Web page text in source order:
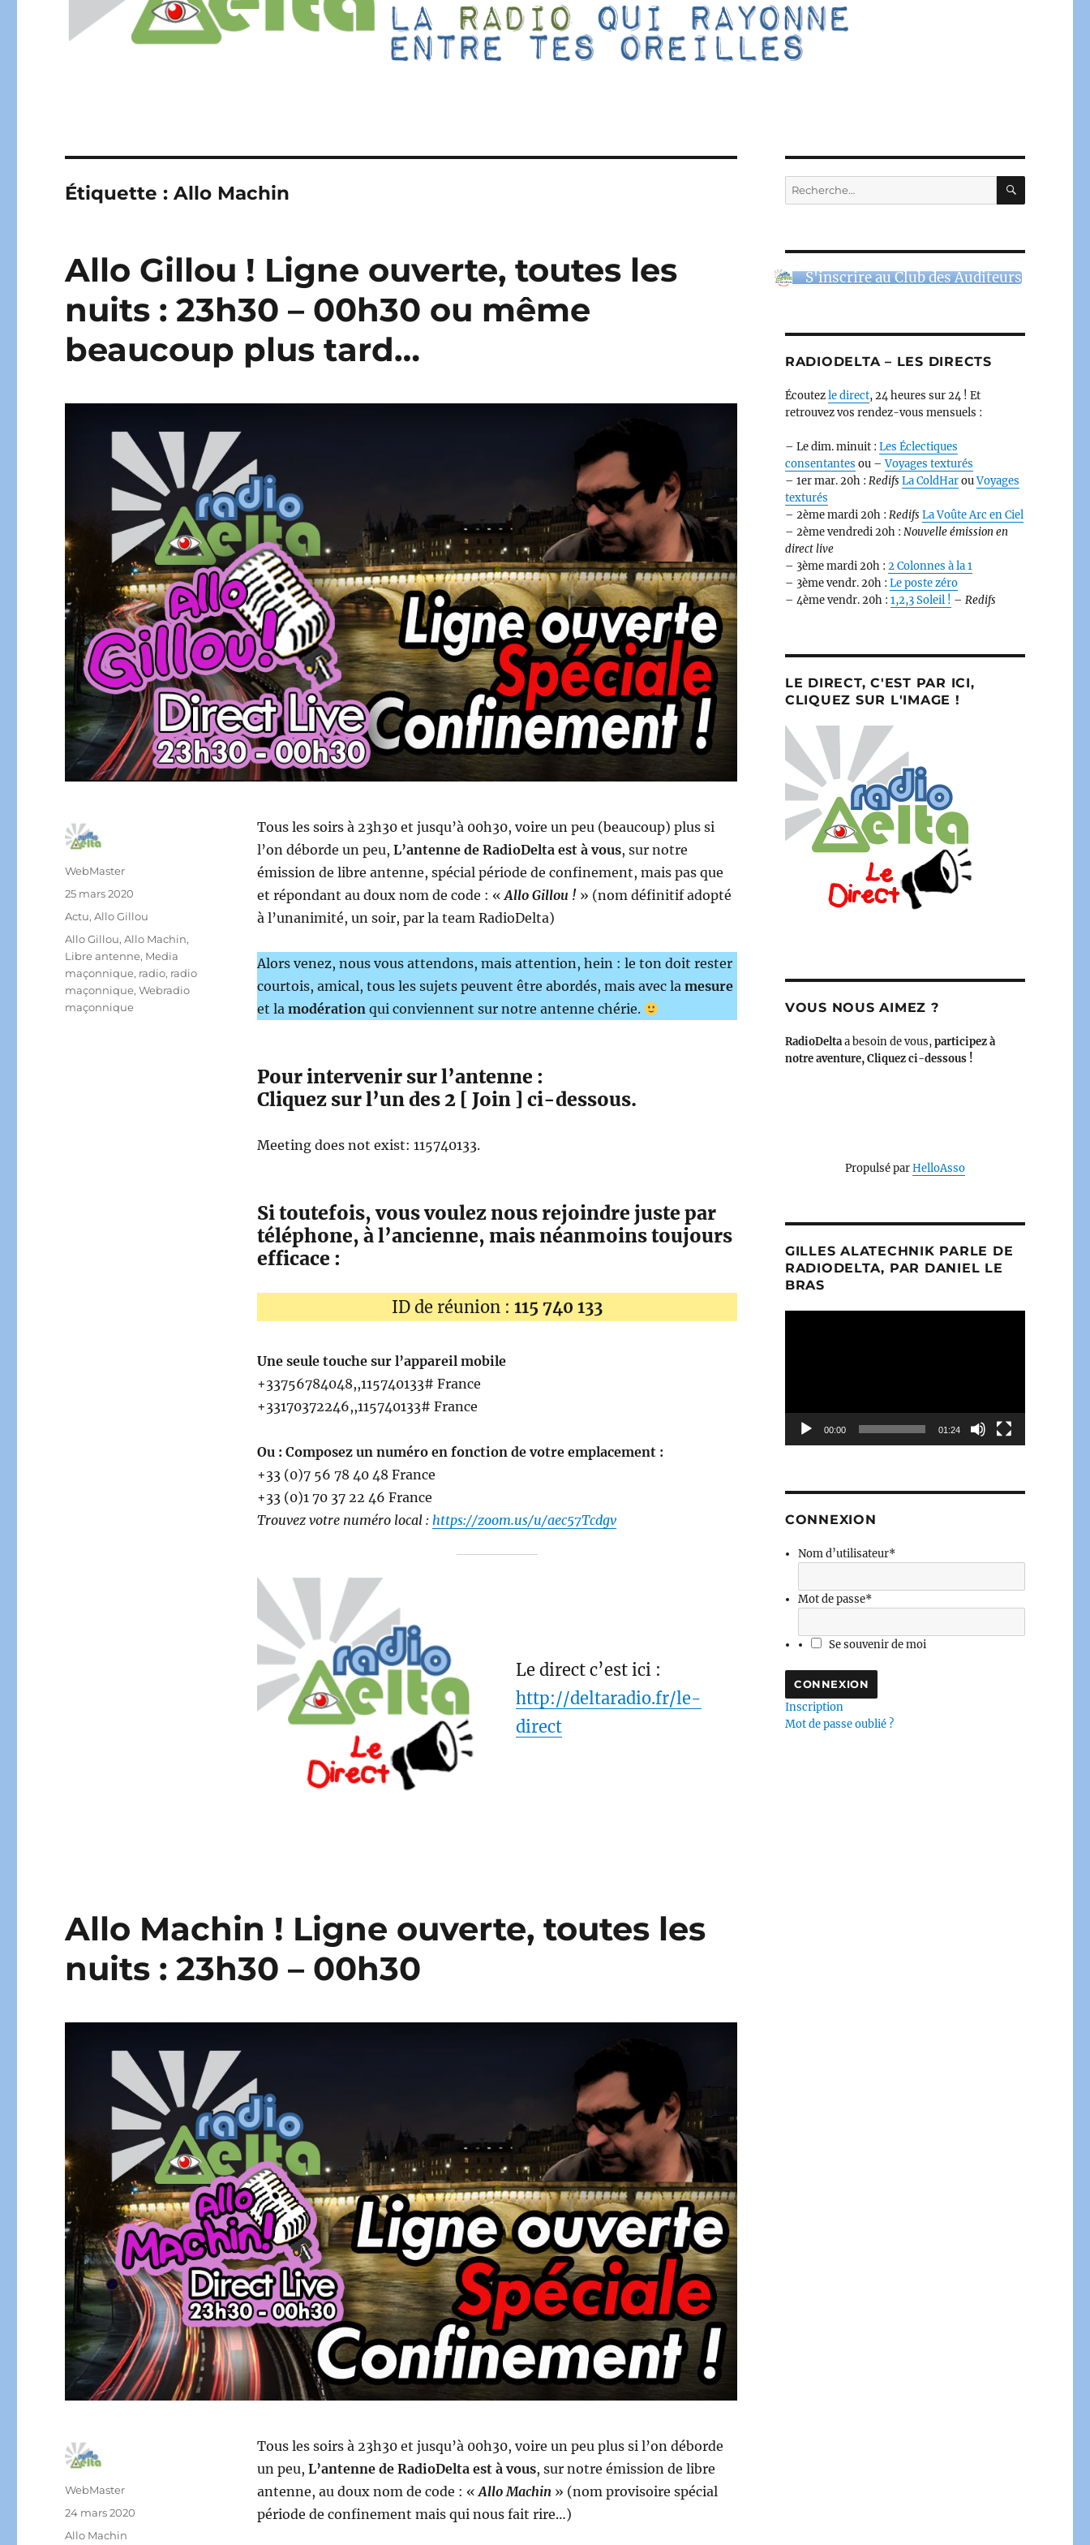
Étiquette :Allo Machin
Allo Gillou ! Ligne ouverte, toutes les
nuits : 23h30 – 00h30 ou même
beaucoup plus tard…
Tous les soirs à 23h30 et jusqu’à 00h30, voire un peu (beaucoup) plus si
l’on déborde un peu, L’antenne de RadioDelta est à vous, sur notre
émission de libre antenne, spécial période de confinement, mais pas que
et répondant au doux nom de code : «Allo Gillou ! » (nom définitif adopté
à l’unanimité, un soir, par la team RadioDelta)
Alors venez, nous vous attendons, mais attention, hein : le ton doit rester
courtois, amical, tous les sujets peuvent être abordés, mais avec la mesure
et la modérationqui conviennent sur notre antenne chérie.
Pour intervenir sur l’antenne :
Cliquez sur l’un des 2 [ Join ] ci-dessous.
Meeting does not exist: 115740133.
Si toutefois, vous voulez nous rejoindre juste par
téléphone, à l’ancienne, mais néanmoins toujours
efficace :
ID de réunion : 115 740 133
Une seule touche sur l’appareil mobile
+33756784048,,115740133# France
+33170372246,,115740133# France
Ou : Composez un numéro en fonction de votre emplacement :
+33 (0)7 56 78 40 48 France
+33 (0)1 70 37 22 46 France
Trouvez votre numéro local : https://zoom.us/u/aec57Tcdgv
Le direct c’est ici :
http://deltaradio.fr/le-
direct
Auteur
WebMaster
Publié
le
25 mars 2020
Catégories
Actu,Allo Gillou
Étiquettes
Allo Gillou,Allo Machin,
Libre antenne, Media
maçonnique, radio, radio
maçonnique,Webradio
maçonnique
Allo Machin ! Ligne ouverte, toutes les
nuits : 23h30 – 00h30
Tous les soirs à 23h30 et jusqu’à 00h30, voire un peu plus si l’on déborde
un peu, L’antenne de RadioDelta est à vous, sur notre émission de libre
antenne, au doux nom de code : «Allo Machin» (nom provisoire spécial
période de confinement mais qui nous fait rire…)
Auteur
WebMaster
Publié
le
24 mars 2020
Catégories
Allo Machin
Recherche
pour :
S'inscrire au Club des Auditeurs
RADIODELTA – LES DIRECTS
Écoutezle direct, 24 heures sur 24 ! Et
retrouvez vos rendez-vous mensuels :
– Le dim. minuit : Les Éclectiques
consentantes ou –Voyages texturés
– 1er mar. 20h : Redifs La ColdHarouVoyages
texturés
– 2ème mardi 20h : Redifs La Voûte Arc en Ciel
– 2ème vendredi 20h : Nouvelle émission en
direct live
– 3ème mardi 20h : 2 Colonnes à la 1
– 3ème vendr. 20h : Le poste zéro
– 4ème vendr. 20h : 1,2,3 Soleil ! – Redifs
LE DIRECT, C'EST PAR ICI,
CLIQUEZ SUR L'IMAGE !
VOUS NOUS AIMEZ ?
RadioDeltaa besoin de vous,participez à
notre aventure, Cliquez ci-dessous !
Propulsé parHelloAsso
GILLES ALATECHNIK PARLE DE
RADIODELTA, PAR DANIEL LE
BRAS
00:00 01:24
CONNEXION
Nom d’utilisateur*
Mot de passe*
Se souvenir de moi
Inscription
Mot de passe oublié ?